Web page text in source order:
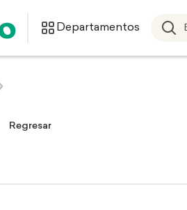
Departamentos
Regresar